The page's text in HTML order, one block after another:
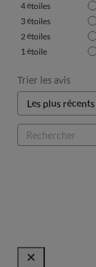
4étoiles
3étoiles
2étoiles
1étoile
Trier les avis